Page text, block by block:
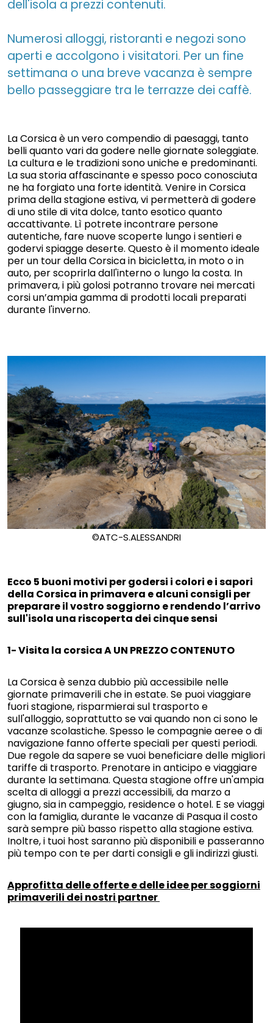
dell'isola a prezzi contenuti.
Numerosi alloggi, ristoranti e negozi sono
aperti e accolgono i visitatori. Per un fine
settimana o una breve vacanza è sempre
bello passeggiare tra le terrazze dei caffè.
La Corsica è un vero compendio di paesaggi, tanto
belli quanto vari da godere nelle giornate soleggiate.
La cultura e le tradizioni sono uniche e predominanti.
La sua storia affascinante e spesso poco conosciuta
ne ha forgiato una forte identità. Venire in Corsica
prima della stagione estiva, vi permetterà di godere
di uno stile di vita dolce, tanto esotico quanto
accattivante. Lì potrete incontrare persone
autentiche, fare nuove scoperte lungo i sentieri e
godervi spiagge deserte. Questo è il momento ideale
per un tour della Corsica in bicicletta, in moto o in
auto, per scoprirla dall'interno o lungo la costa. In
primavera, i più golosi potranno trovare nei mercati
corsi un’ampia gamma di prodotti locali preparati
durante l'inverno.
©ATC-S.ALESSANDRI
Ecco 5 buoni motivi per godersi i colori e i sapori
della Corsica in primavera e alcuni consigli per
preparare il vostro soggiorno e rendendo l’arrivo
sull'isola una riscoperta dei cinque sensi
1- Visita la corsicaA UN PREZZO CONTENUTO
La Corsica è senza dubbio più accessibile nelle
giornate primaverili che in estate. Se puoi viaggiare
fuori stagione, risparmierai sul trasporto e
sull'alloggio, soprattutto se vai quando non ci sono le
vacanze scolastiche. Spesso le compagnie aeree o di
navigazione fanno offerte speciali per questi periodi.
Due regole da sapere se vuoi beneficiare delle migliori
tariffe di trasporto. Prenotare in anticipo e viaggiare
durante la settimana. Questa stagione offre un'ampia
scelta di alloggi a prezzi accessibili, da marzo a
giugno, sia in campeggio, residence o hotel. E se viaggi
con la famiglia, durante le vacanze di Pasqua il costo
sarà sempre più basso rispetto alla stagione estiva.
Inoltre, i tuoi host saranno più disponibili e passeranno
più tempo con te per darti consigli e gli indirizzi giusti.
Approfitta delle offerte e delle idee per soggiorni
primaverili dei nostri partner